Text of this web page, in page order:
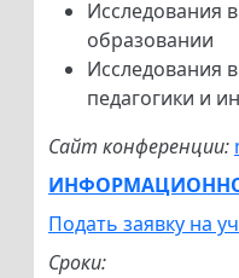
Исследования
образовании
Исследования
педагогики и
Сайт конференции:
Подать заявку на
Сроки: